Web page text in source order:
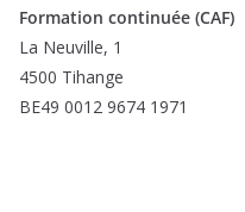
Formation continuée (CAF)
La Neuville, 1
4500 Tihange
BE49 0012 9674 1971